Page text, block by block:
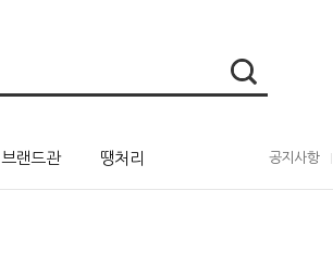
브랜드관 땡처리 공지사항